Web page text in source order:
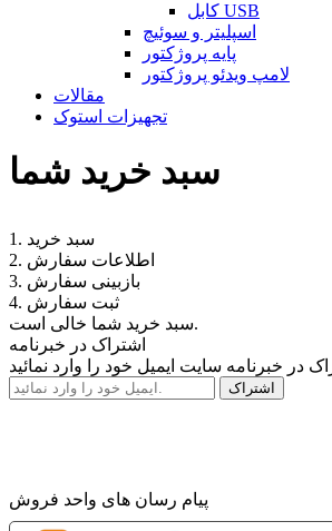
کابل USB
اسپلیتر و سوئیچ
پایه پروژکتور
لامپ ویدئو پروژکتور
مقالات
تجهیزات استوک
سبد خرید شما
1. سبد خرید
2. اطلاعات سفارش
3. بازبینی سفارش
4. ثبت سفارش
سبد خرید شما خالی است.
اشتراک در خبرنامه
پیام رسان های واحد فروش